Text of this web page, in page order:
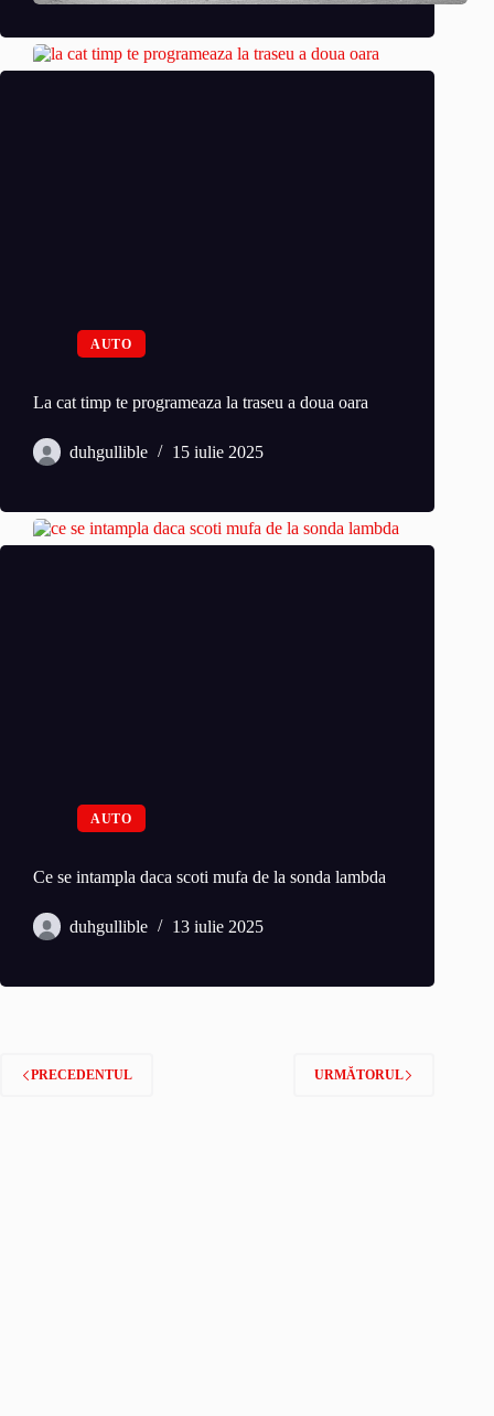
AUTO
La cat timp te programeaza la traseu a doua oara
duhgullible 15 iulie 2025
AUTO
Ce se intampla daca scoti mufa de la sonda lambda
duhgullible 13 iulie 2025
PRECEDENTUL URMĂTORUL